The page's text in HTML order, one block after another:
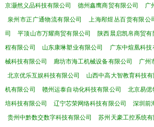
京灏然义品科技有限公司
德州鑫鹰商贸有限公司
广
泉州市正广通物流有限公司
上海邴煜丛百货有限公
司
平顶山市万耀商贸有限公司 陕西晨启凯帛商贸有
程有限公司
山东康琳塑业有限公司 广东中煊凰科技
械科技有限公司
廊坊市海工机械设备有限公司
广州
北京优乐互娱科技有限公司
山西中高大智教育科技有
机有限公司
赣州运泰自动化科技有限公司 北京易偲
培科技有限公司
辽宁芯荣网络科技有限公司
深圳前
贵州中黔数交数字科技有限公司
苏州天豪工控系统有